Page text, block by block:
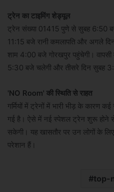
ट्रेन का टाइमिंग शेड्यूल
ट्रेन संख्या 01415 पुणे से सुबह 6:50 बजे
11:15 बजे रानी कमलापति और अगले
शाम 4:00 बजे गोरखपुर पहुंचेगी।
5:30 बजे चलेगी और तीसरे दिन सुबह
'NO Room' की स्थिति से राहत
गर्मियों में ट्रेनों में भारी भीड़ के कारण
गई है। ऐसे में नई स्पेशल ट्रेन शुरू होने से
सकेगी। यह खासतौर पर उन लोगों के
परेशान हैं।
top-